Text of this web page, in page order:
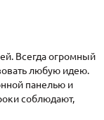
Всегда огромный
любую идею.
панелью и
соблюдают,